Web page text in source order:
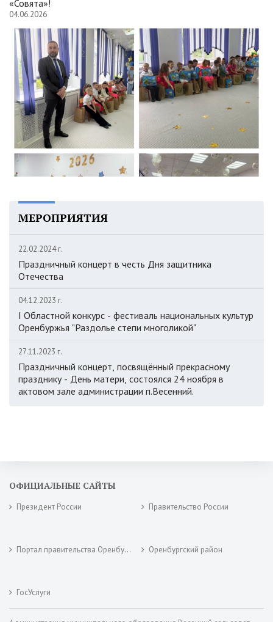
«Совята»!
04.06.2026
МЕРОПРИЯТИЯ
22.02.2024 г.
Праздничный концерт в честь Дня защитника
Отечества
04.12.2023 г.
I Областной конкурс - фестиваль национальных культур
Оренбуржья "Раздолье степи многоликой"
27.11.2023 г.
Праздничный концерт, посвящённый прекрасному
празднику - День матери, состоялся 24 ноября в
актовом зале администрации п.Весенний.
ОФИЦИАЛЬНЫЕ САЙТЫ
Президент России Правительство России
Портал правительства Оренбургской области Оренбургский район
ГосУслуги